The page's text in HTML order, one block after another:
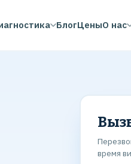
БлогЦеныО нас
время